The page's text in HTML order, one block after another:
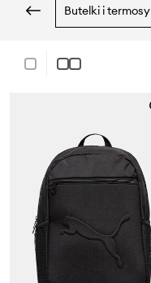
butelki i termosy